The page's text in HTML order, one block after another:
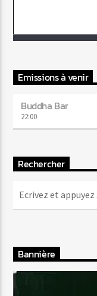
Emissions à venir
Buddha Bar
22:00
Rechercher
Bannière